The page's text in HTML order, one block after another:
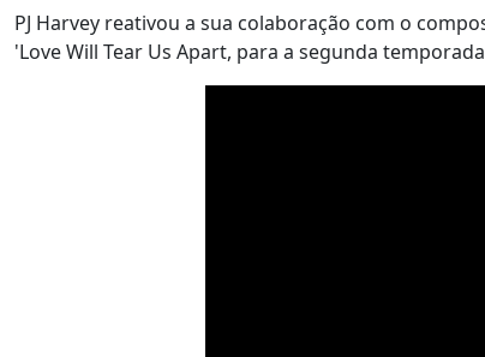
PJ Harvey reativou a sua colaboração com o
'Love Will Tear Us Apart, para a segunda